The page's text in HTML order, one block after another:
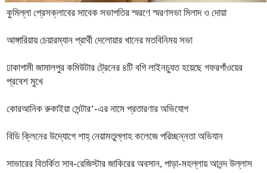
কুমিল্লা প্রেসক্লাবের সাবেক সভাপতির স্মরণে স্মরণসভা মিলাদ ও দোয়া
আঙ্গারিয়ায় চেয়ারম্যান প্রার্থী দেলোয়ার খানের মতবিনিময় সভা
ঢাকাগামী জামালপুর কমিউটার ট্রেনের ৪টি বগি লাইনচ্যুত হয়েছে গফরগাঁওয়ের
প্রবেশ মুখে
কোরআনিক রুকাইয়া সেন্টার’-এর নামে প্রতারণার অভিযোগ
বিডি ক্লিনের উদ্যোগে শাহ্ নেয়ামতুল্লাহ কলেজে পরিচ্ছন্নতা অভিযান
সাভারের বিতর্কিত সাব-রেজিস্টার জাকিরের অবসান, পাড়া-মহল্লায় আনন্দ উল্লাস